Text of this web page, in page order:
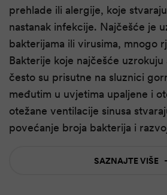
prehlade ili alergije, koje
nastanak infekcije. Najčešće je
bakterijama ili virusima, mnogo
Bakterije koje najčešće uzrokuju
često su prisutne na sluznici
međutim u uvjetima upaljene i
otežane ventilacije sinusa
povećanje broja bakterija i
SAZNAJTE VIŠE